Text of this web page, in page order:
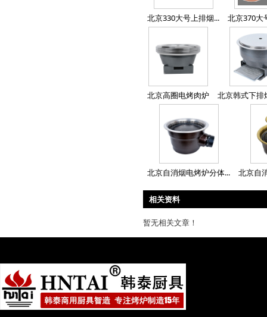
北京330大号上排烟... 北京370大
北京高圈电烤肉炉 北京韩式下排
北京自消烟电烤炉分体... 北京自
相关资料
暂无相关文章！